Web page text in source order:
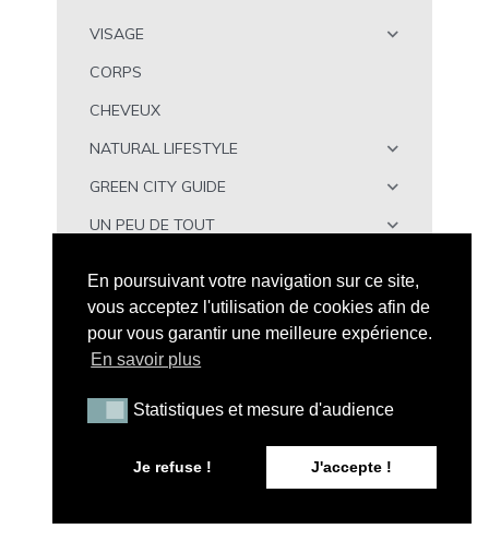
VISAGE
CORPS
CHEVEUX
NATURAL LIFESTYLE
GREEN CITY GUIDE
UN PEU DE TOUT
CGV|A propos de Peau Neuve|Politique de
En poursuivant votre navigation sur ce site,
vous acceptez l'utilisation de cookies afin de
pour vous garantir une meilleure expérience.
En savoir plus
Statistiques et mesure d'audience
Statistiques et mesure d'audience
Je refuse ! J'accepte !